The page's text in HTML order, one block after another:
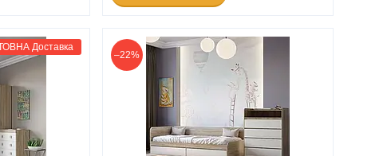
Доставка
–22%